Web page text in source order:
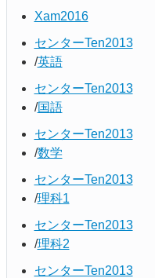
Xam2016
センターTen2013
英語
センターTen2013
国語
センターTen2013
数学
センターTen2013
理科1
センターTen2013
理科2
センターTen2013